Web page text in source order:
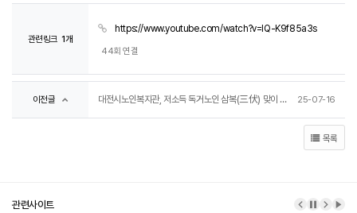
관련링크 1개
https://www.youtube.com/watch?v=IQ-K9f85a3s
44회 연결
이전글 대전시노인복지관, 저소득 독거노인 삼복(三伏) 맞이 삼계탕 나눔 25-07-16
목록
관련사이트 이전 배너
배너 정
다음
배